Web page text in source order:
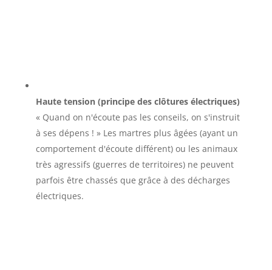
Haute tension (principe des clôtures électriques)
« Quand on n'écoute pas les conseils, on s'instruit
à ses dépens ! » Les martres plus âgées (ayant un
comportement d'écoute différent) ou les animaux
très agressifs (guerres de territoires) ne peuvent
parfois être chassés que grâce à des décharges
électriques.